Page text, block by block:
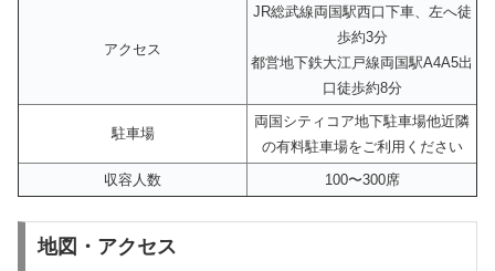
アクセス
JR総武線両国駅西口下車、左へ徒
歩約3分
都営地下鉄大江戸線両国駅A4A5出
口徒歩約8分
駐車場
両国シティコア地下駐車場他近隣
の有料駐車場をご利用ください
収容人数
100〜300席
地図・アクセス